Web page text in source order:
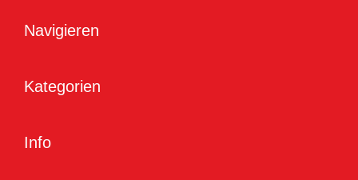
Navigieren
Kategorien
Info